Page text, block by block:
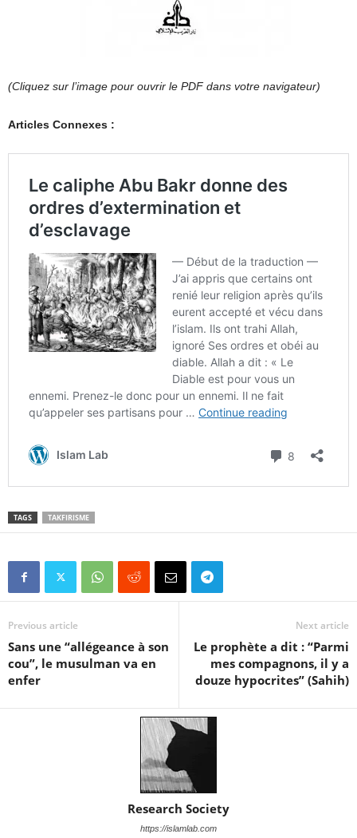
(Cliquez sur l’image pour ouvrir le PDF dans votre navigateur)
Articles Connexes :
TAGS TAKFIRISME
Previous article
Sans une “allégeance à son
cou”, le musulman va en
enfer
Next article
Le prophète a dit : “Parmi
mes compagnons, il y a
douze hypocrites” (Sahih)
Research Society
https://islamlab.com